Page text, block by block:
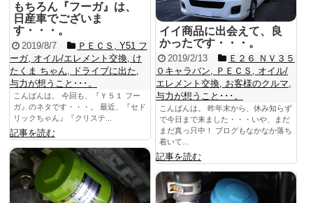
もちろん『フーガ』は、
日産車でございま
す・・・。
2019/8/7 ＰＥＣＳ , Y51 フ
ーガ, オイル/エレメント交換, け
たくま ちゃん, ドライブに出た,
与力が想うこと･･･。
こんばんは。 今回も、『Ｙ５１ フー
ガ』のネタです・・・。 最近、『セド
リックちゃん』『クリステ...
記事を読む
イイ商品に出会えて、良
かったです・・・。
2019/2/13
Ｅ２６ ＮＶ３５
０キャラバン, ＰＥＣＳ , オイル/
エレメント交換, お客様のクルマ,
与力が想うこと･･･。
こんばんは。 昨年末から、休み知らず
で今日まで来ました・・・いや、まだ
まだ真っ只中！ ブログもなかなか落ち
着いて...
記事を読む